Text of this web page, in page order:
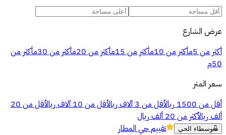
عرض الشارع
أكثر من 5م
أكثر من 10م أكثر من 15م أكثر من 20م أكثر من 30م
أكثر من
50م
سعر المتر
أقل من 1500 ريال
أقل من 3 آلاف ريال أقل من 10 آلاف ريال
أقل من 20
ألف ريالأكثر من 20 ألف ريال
وسطاء الحي تقييمحي المطار